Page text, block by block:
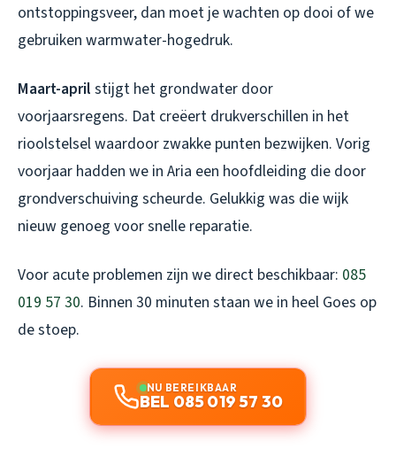
ontstoppingsveer, dan moet je wachten op dooi of we
gebruiken warmwater-hogedruk.
Maart-april stijgt het grondwater door
voorjaarsregens. Dat creëert drukverschillen in het
rioolstelsel waardoor zwakke punten bezwijken. Vorig
voorjaar hadden we in Aria een hoofdleiding die door
grondverschuiving scheurde. Gelukkig was die wijk
nieuw genoeg voor snelle reparatie.
Voor acute problemen zijn we direct beschikbaar: 085
019 57 30. Binnen 30 minuten staan we in heel Goes op
de stoep.
NU BEREIKBAAR
BEL 085 019 57 30